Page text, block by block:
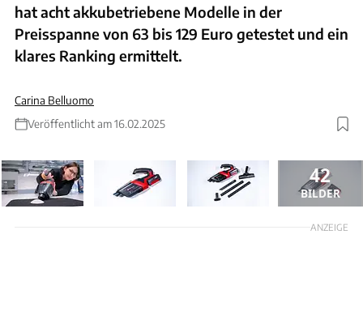
hat acht akkubetriebene Modelle in der
Preisspanne von 63 bis 129 Euro getestet und ein
klares Ranking ermittelt.
Carina Belluomo
Veröffentlicht am 16.02.2025
42
BILDER
ANZEIGE